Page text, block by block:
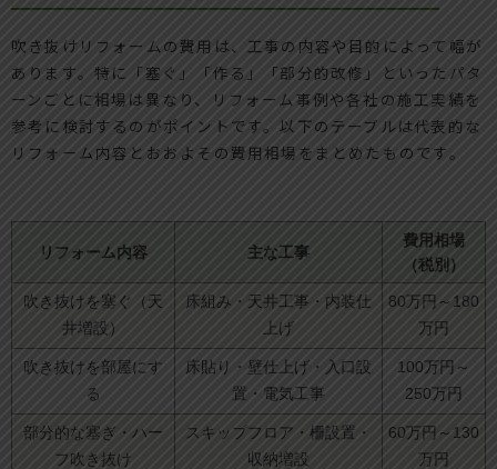
吹き抜けリフォームの費用は、工事の内容や目的によって幅が
あります。特に「塞ぐ」「作る」「部分的改修」といったパタ
ーンごとに相場は異なり、リフォーム事例や各社の施工実績を
参考に検討するのがポイントです。以下のテーブルは代表的な
リフォーム内容とおおよその費用相場をまとめたものです。
リフォーム内容 主な工事
費用相場
（税別）
吹き抜けを塞ぐ（天
井増設）
床組み・天井工事・内装仕
上げ
80万円～180
万円
吹き抜けを部屋にす
る
床貼り・壁仕上げ・入口設
置・電気工事
100万円～
250万円
部分的な塞ぎ・ハー
フ吹き抜け
スキップフロア・柵設置・
収納増設
60万円～130
万円